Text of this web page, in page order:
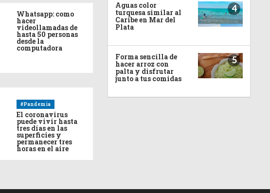
Whatsapp: como
hacer
videollamadas de
hasta 50 personas
desde la
computadora
#Pandemia
El coronavirus
puede vivir hasta
tres días en las
superficies y
permanecer tres
horas en el aire
Aguas color
turquesa similar al
Caribe en Mar del
Plata
4
Forma sencilla de
hacer arroz con
palta y disfrutar
junto a tus comidas
5